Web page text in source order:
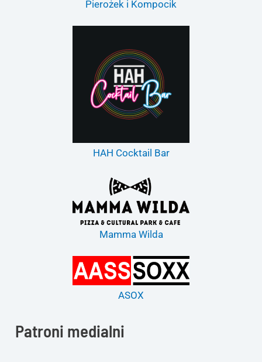
Pierożek i Kompocik
HAH Cocktail Bar
Mamma Wilda
ASOX
Patroni medialni